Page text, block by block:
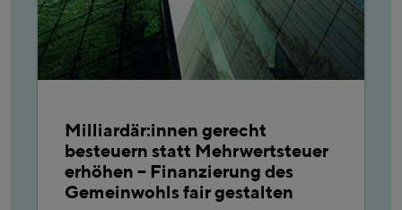
Milliardär:innen gerecht
besteuern statt Mehrwertsteuer
erhöhen – Finanzierung des
Gemeinwohls fair gestalten